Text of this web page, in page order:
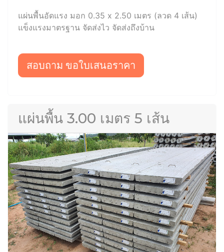
แผ่นพื้นอัดแรง มอก 0.35 x 2.50 เมตร (ลวด 4 เส้น)
แข็งแรงมาตรฐาน จัดส่งไว จัดส่งถึงบ้าน
สอบถาม ขอใบเสนอราคา
แผ่นพื้น 3.00 เมตร 5 เส้น